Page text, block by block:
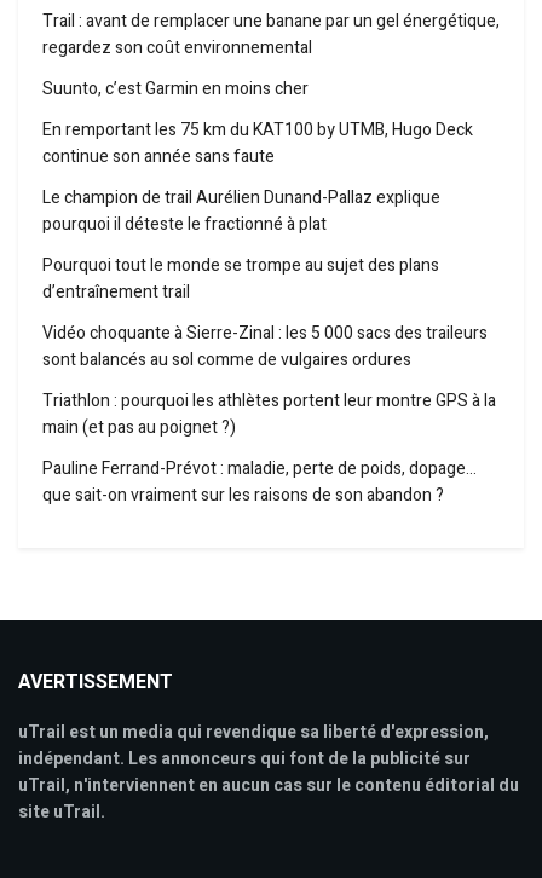
Trail : avant de remplacer une banane par un gel énergétique,
regardez son coût environnemental
Suunto, c’est Garmin en moins cher
En remportant les 75 km du KAT100 by UTMB, Hugo Deck
continue son année sans faute
Le champion de trail Aurélien Dunand-Pallaz explique
pourquoi il déteste le fractionné à plat
Pourquoi tout le monde se trompe au sujet des plans
d’entraînement trail
Vidéo choquante à Sierre-Zinal : les 5 000 sacs des traileurs
sont balancés au sol comme de vulgaires ordures
Triathlon : pourquoi les athlètes portent leur montre GPS à la
main (et pas au poignet ?)
Pauline Ferrand-Prévot : maladie, perte de poids, dopage…
que sait-on vraiment sur les raisons de son abandon ?
AVERTISSEMENT
uTrail est un media qui revendique sa liberté d'expression,
indépendant. Les annonceurs qui font de la publicité sur
uTrail, n'interviennent en aucun cas sur le contenu éditorial du
site uTrail.